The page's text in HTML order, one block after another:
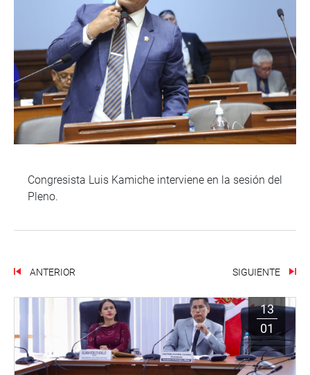
Congresista Luis Kamiche interviene en la sesión del
Pleno.
ANTERIOR SIGUIENTE
13
01